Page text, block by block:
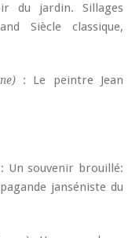
du jardin. Sillages
Siècle classique,
: Le peintre Jean
Un souvenir brouillé:
janséniste du